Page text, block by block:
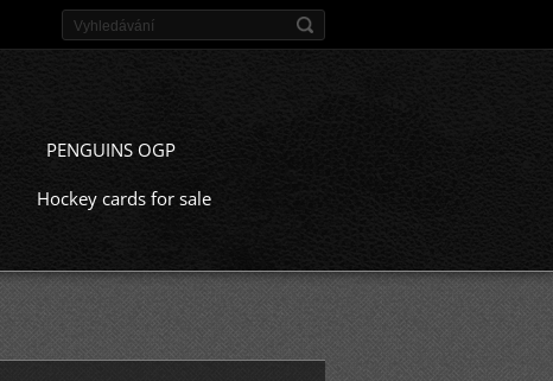
PENGUINS OGP
Hockey cards for sale